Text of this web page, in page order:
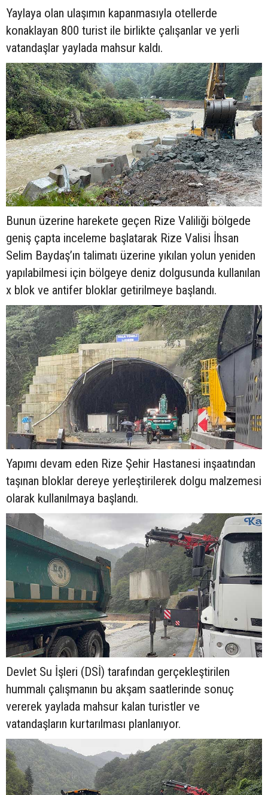
Yaylaya olan ulaşımın kapanmasıyla otellerde
konaklayan 800 turist ile birlikte çalışanlar ve yerli
vatandaşlar yaylada mahsur kaldı.
Bunun üzerine harekete geçen Rize Valiliği bölgede
geniş çapta inceleme başlatarak Rize Valisi İhsan
Selim Baydaş’ın talimatı üzerine yıkılan yolun yeniden
yapılabilmesi için bölgeye deniz dolgusunda kullanılan
x blok ve antifer bloklar getirilmeye başlandı.
Yapımı devam eden Rize Şehir Hastanesi inşaatından
taşınan bloklar dereye yerleştirilerek dolgu malzemesi
olarak kullanılmaya başlandı.
Devlet Su İşleri (DSİ) tarafından gerçekleştirilen
hummalı çalışmanın bu akşam saatlerinde sonuç
vererek yaylada mahsur kalan turistler ve
vatandaşların kurtarılması planlanıyor.